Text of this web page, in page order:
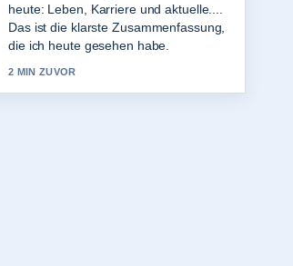
Eintritt und Besichtigungstipps genau –
schaetze den ausgewogenen Ton hier.
4 MIN ZUVOR